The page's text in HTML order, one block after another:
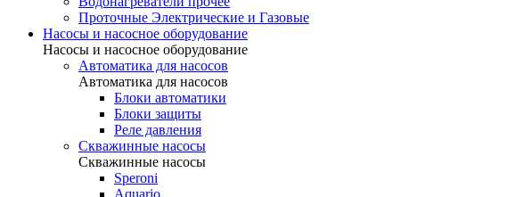
Проточные Электрические и Газовые
Насосы и насосное оборудование
Насосы и насосное оборудование
Автоматика для насосов
Автоматика для насосов
Блоки автоматики
Блоки защиты
Реле давления
Скважинные насосы
Скважинные насосы
Speroni
Aquario